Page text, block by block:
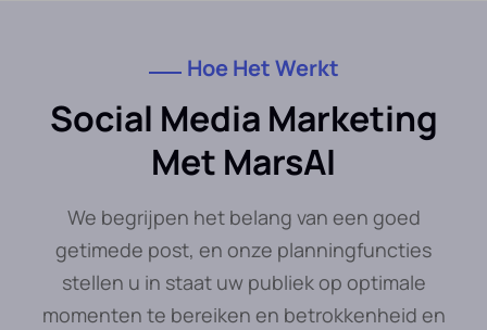
Hoe Het Werkt
Social Media Marketing
Met MarsAI
We begrijpen het belang van een goed
getimede post, en onze planningfuncties
stellen u in staat uw publiek op optimale
momenten te bereiken en betrokkenheid en